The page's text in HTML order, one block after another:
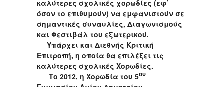
καλύτερες σχολικές χορωδίες (εφ’
όσον το επιθυμούν) να εμφανιστούν σε
σημαντικές συναυλίες, Διαγωνισμούς
και Φεστιβάλ του εξωτερικού.
Υπάρχει και Διεθνής Κριτική
Επιτροπή, η οποία θα επιλέξει τις
καλύτερες σχολικές Χορωδίες.
Το 2012, η Χορωδία του 5ου